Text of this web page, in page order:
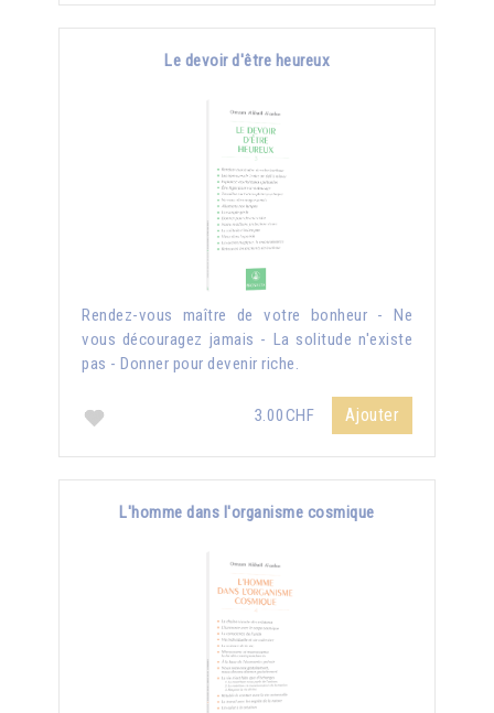
Le devoir d'être heureux
Rendez-vous maître de votre bonheur - Ne
vous découragez jamais - La solitude n'existe
pas - Donner pour devenir riche.
3.00CHF Ajouter
L'homme dans l'organisme cosmique